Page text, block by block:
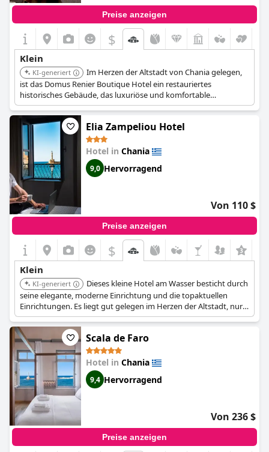
Preise anzeigen
$
Klein
KI-generiert
Im Herzen der Altstadt von Chania gelegen,
ist das Domus Renier Boutique Hotel ein restauriertes
historisches Gebäude, das luxuriöse und komfortable
Unterkünfte bietet. Dieses Boutique-Hotel bietet ein
einzigartiges Erlebnis. Es ist gut positioniert in der Nähe des
Hafens mit antiken Stätten, Museen und Restaurants.
Elia Zampeliou Hotel
Hotel in Chania
9,0 Hervorragend
Von 110 $
Preise anzeigen
$
Klein
KI-generiert
Dieses kleine Hotel am Wasser besticht durch
seine elegante, moderne Einrichtung und die topaktuellen
Einrichtungen. Es liegt gut gelegen im Herzen der Altstadt, nur
wenige Schritte vom Hafen und den antiken Stätten entfernt.
Mit nur acht Zimmern bietet es eine intime Basis in der antiken
Stadt.
Scala de Faro
Hotel in Chania
9,4 Hervorragend
Von 236 $
Preise anzeigen